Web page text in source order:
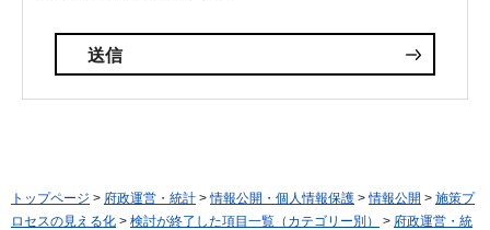
トップページ > 府政運営・統計 >情報公開・個人情報保護 >情報公開 > 施策プ
ロセスの見える化 > 検討が終了した項目一覧（カテゴリー別） > 府政運営・統